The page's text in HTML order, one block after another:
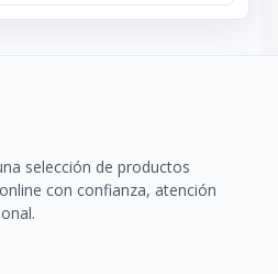
selección de productos
con confianza, atención